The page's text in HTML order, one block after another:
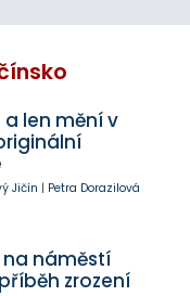
len mění v
Jičín | Petra Dorazilová
náměstí
zrození